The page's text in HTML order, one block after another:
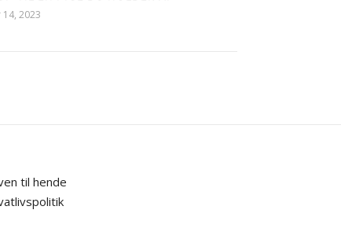
2023
til hende